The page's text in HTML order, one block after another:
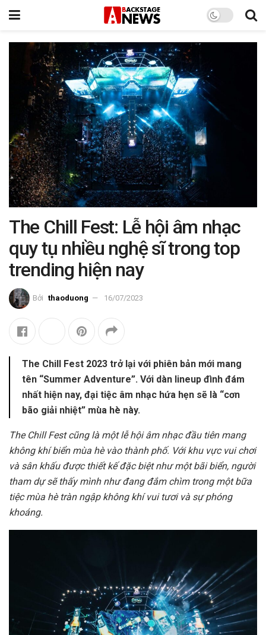
The Chill Fest: Lễ hội âm nhạc
quy tụ nhiều nghệ sĩ trong top
trending hiện nay
Bởi thaoduong 16/07/2023
The Chill Fest 2023 trở lại với phiên bản mới mang
tên “Summer Adventure”. Với dàn lineup đình đám
nhất hiện nay, đại tiệc âm nhạc hứa hẹn sẽ là “cơn
bão giải nhiệt” mùa hè này.
The Chill Fest cũng là một lễ hội âm nhạc đầu tiên mang
không khí biển mùa hè vào thành phố. Với khu vực vui chơi
và sân khấu được thiết kế đặc biệt như một bãi biển, người
tham dự sẽ thấy mình như đang đắm chìm trong một bữa
tiệc mùa hè tràn ngập không khí vui tươi và sự phóng
khoáng.